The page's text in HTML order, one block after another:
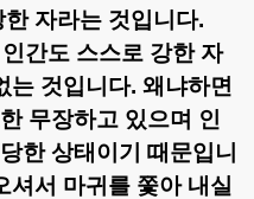
자라는 것입니다.
간도 스스로 강한 자
는 것입니다. 왜냐하면
무장하고 있으며 인
한 상태이기 때문입니
셔서 마귀를 쫓아 내실